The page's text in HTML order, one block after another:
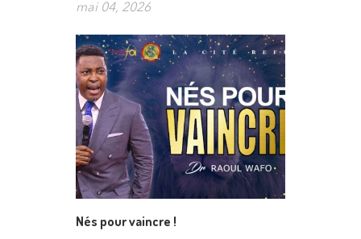
mai 04, 2026
Nés pour vaincre !